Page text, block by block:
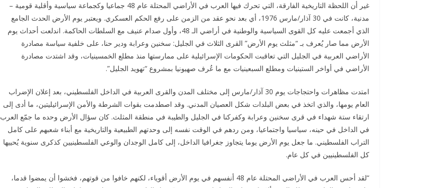
غير أن اللحظة التاريخية الفارقة، التي تحرك فيها العرب في الأراضي المحتلة عام 48 جماعيا وكجماعة سياسية وأقلية قومية –
مدنية، كانت في 30 آذار/مارس 1976، أي بعد نحو عقد من الزمن على رفع الحكم العسكري. ويعتبر يوم الأرض الحدث الجامع
الذي أجمعت عليه كل القوى السياسية والوطنية في أراضي الـ 48، وأول صدام عنيف مع السلطات الحاكمة. اندلعت أحداث يوم
الأرض مما صار يُعرف بـ “مثلث يوم الأرض” القرى الثلاث في الجليل: سخنين وعرابة ودير حنا، على خلفية سياسة مصادرة
الأراضي العربية في الجليل التي تعاقبت الحكومات الإسرائيلية على ممارستها منذ مطلع الخمسينيات، وقد اشتدت مصادرة
الأراضي في أواخر الستينيات ومطلع السبعينيات مع ما عُرف صهيونيا بمشروع “تهويد الجليل”.
امتدت مظاهرات واحتجاجات يوم 30 آذار/مارس إلى مختلف المدن والقرى العربية في الداخل الفلسطيني، بعد إعلان الإضراب
العام يومها، والذي اتخذ في بعض البلدات شكل العصيان المدني. وقد اصطدمت بقوات الشرطة والأمن الإسرائيليتين، ما أدى إلى
ارتقاء ستة شهداء في قرى سخنين وعرابة وكفركنا في الجليل والطيبة في منطقة المثلث. كان سؤال الأرض وحده ما جمّع العرب
في الداخل في حينه، سياسيا واجتماعيا، ومن ردهم في الوقت نفسه إلى وحدتهم الطبيعية والتاريخية مع أبناء شعبهم على كامل
التراب الفلسطيني. ما جعل يوم الأرض يوما يتجاوز جغرافيا الداخل، إلى كامل الوجدان والوعي الفلسطينيين كذكرى سنوية يُحييها
كل الفلسطينيين في كل عام.
“لقد أحس العرب في الأراضي المحتلة عام 48 أنفسهم في يوم الأرض أقوياء، لكنهم خافوا من قوتهم، فخشوا أن يمضوا قدما،